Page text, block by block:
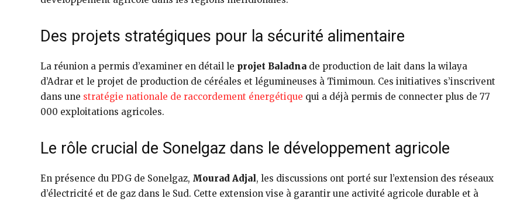
Des projets stratégiques pour la sécurité alimentaire
La réunion a permis d’examiner en détail le projet Baladna de production de lait dans la wilaya
d’Adrar et le projet de production de céréales et légumineuses à Timimoun. Ces initiatives s’inscrivent
dans une stratégie nationale de raccordement énergétique qui a déjà permis de connecter plus de 77
000 exploitations agricoles.
Le rôle crucial de Sonelgaz dans le développement agricole
En présence du PDG de Sonelgaz, Mourad Adjal, les discussions ont porté sur l’extension des réseaux
d’électricité et de gaz dans le Sud. Cette extension vise à garantir une activité agricole durable et à